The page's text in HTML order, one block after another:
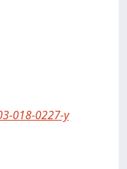
018-0227-y